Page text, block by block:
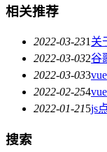
相关推荐
2022-03-231 关
2022-03-032谷
2022-03-033
2022-02-254
2022-01-215js
搜索